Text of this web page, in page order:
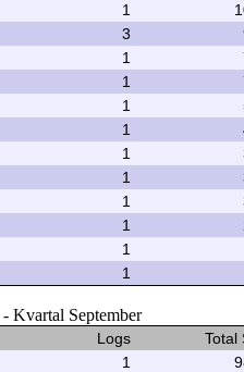
1
3
1
1
1
1
1
1
1
1
1
1
- Kvartal September
Logs
Total
1